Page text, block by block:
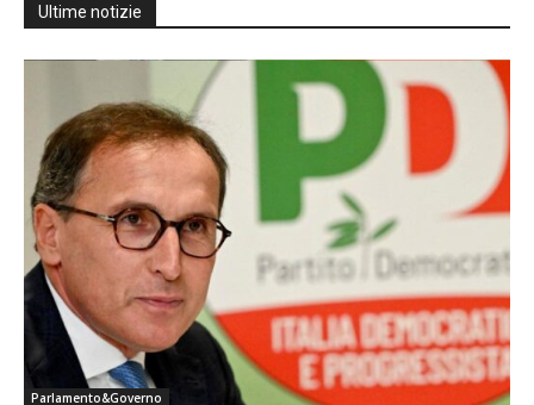
Ultime notizie
Parlamento&Governo